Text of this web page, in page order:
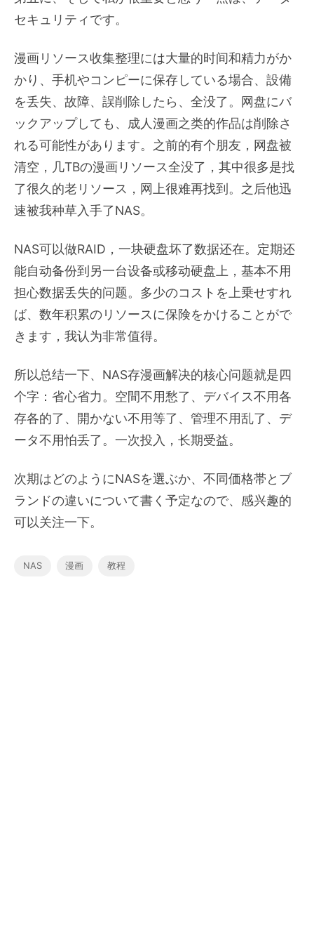
セキュリティです。
漫画リソース收集整理には大量的时间和精力がか
かり、手机やコンピーに保存している場合、設備
を丢失、故障、誤削除したら、全没了。网盘にバ
ックアップしても、成人漫画之类的作品は削除さ
れる可能性があります。之前的有个朋友，网盘被
清空，几TBの漫画リソース全没了，其中很多是找
了很久的老リソース，网上很难再找到。之后他迅
速被我种草入手了NAS。
NAS可以做RAID，一块硬盘坏了数据还在。定期还
能自动备份到另一台设备或移动硬盘上，基本不用
担心数据丢失的问题。多少のコストを上乗せすれ
ば、数年积累のリソースに保険をかけることがで
きます，我认为非常值得。
所以总结一下、NAS存漫画解决的核心问题就是四
个字：省心省力。空間不用愁了、デバイス不用各
存各的了、開かない不用等了、管理不用乱了、デ
ータ不用怕丢了。一次投入，长期受益。
次期はどのようにNASを選ぶか、不同価格帯とブ
ランドの違いについて書く予定なので、感兴趣的
可以关注一下。
NAS 漫画 教程